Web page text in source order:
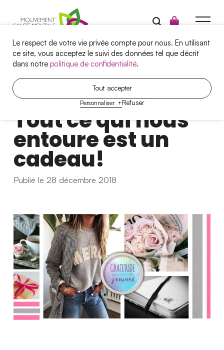
Campagnes
Santé mentale et travail
Projets
Outils
Qui sommes-nous?
Nos services
Actualités
Ambassadeurs
Boutique
Espace médias
Espace municipalités
Article
Tout ce qui nous
entoure est un
cadeau!
Publié le 28 décembre 2018
Le respect de votre vie privée compte pour nous. En utilisant
ce site, vous acceptez le suivi des données tel que décrit
dans notrepolitique de confidentialité.
Personnaliser +Refuser
Tout accepter